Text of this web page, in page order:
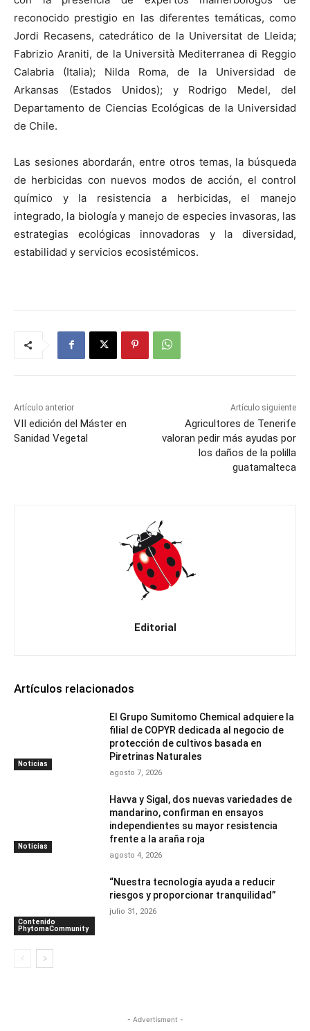
reconocido prestigio en las diferentes temáticas, como
Jordi Recasens, catedrático de la Universitat de Lleida;
Fabrizio Araniti, de la Università Mediterranea di Reggio
Calabria (Italia); Nilda Roma, de la Universidad de
Arkansas (Estados Unidos); y Rodrigo Medel, del
Departamento de Ciencias Ecológicas de la Universidad
de Chile.
Las sesiones abordarán, entre otros temas, la búsqueda
de herbicidas con nuevos modos de acción, el control
químico y la resistencia a herbicidas, el manejo
integrado, la biología y manejo de especies invasoras, las
estrategias ecológicas innovadoras y la diversidad,
estabilidad y servicios ecosistémicos.
Artículo anterior
VII edición del Máster en
Sanidad Vegetal
Artículo siguiente
Agricultores de Tenerife
valoran pedir más ayudas por
los daños de la polilla
guatamalteca
Editorial
Artículos relacionados
Noticias
El Grupo Sumitomo Chemical adquiere la
filial de COPYR dedicada al negocio de
protección de cultivos basada en
Piretrinas Naturales
agosto 7, 2026
Noticias
Havva y Sigal, dos nuevas variedades de
mandarino, confirman en ensayos
independientes su mayor resistencia
frente a la araña roja
agosto 4, 2026
Contenido
PhytomaCommunity
“Nuestra tecnología ayuda a reducir
riesgos y proporcionar tranquilidad”
julio 31, 2026
- Advertisment -